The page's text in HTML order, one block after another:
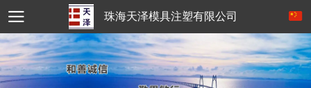
珠海天泽模具注塑有限公司